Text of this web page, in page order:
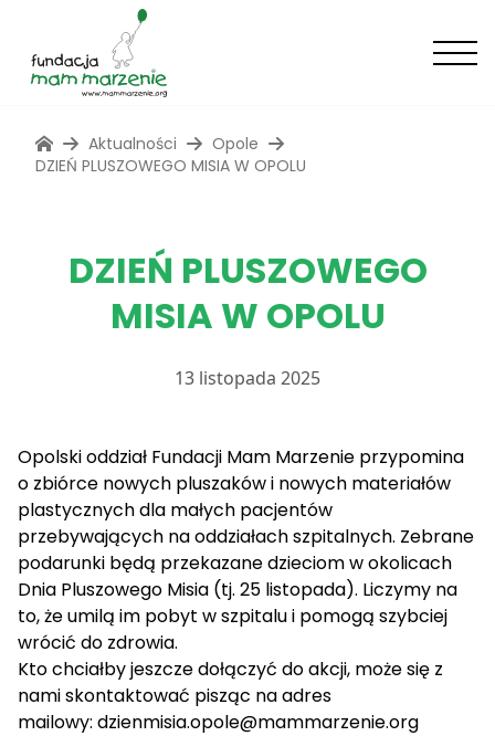
Aktualności
Opole
DZIEŃ PLUSZOWEGO MISIA W OPOLU
DZIEŃ PLUSZOWEGO
MISIA W OPOLU
13 listopada 2025
Opolski oddział Fundacji Mam Marzenie przypomina
o zbiórce nowych pluszaków i nowych materiałów
plastycznych dla małych pacjentów
przebywających na oddziałach szpitalnych. Zebrane
podarunki będą przekazane dzieciom w okolicach
Dnia Pluszowego Misia (tj. 25 listopada). Liczymy na
to, że umilą im pobyt w szpitalu i pomogą szybciej
wrócić do zdrowia.
Kto chciałby jeszcze dołączyć do akcji, może się z
nami skontaktować pisząc na adres
mailowy: dzienmisia.opole@mammarzenie.org